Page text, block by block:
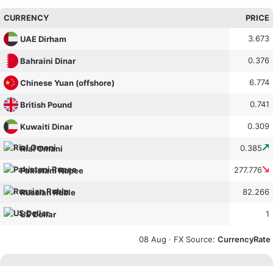
CURRENCY PRICE
UAE Dirham 3.673
Bahraini Dinar 0.376
Chinese Yuan (offshore) 6.774
British Pound 0.741
Kuwaiti Dinar 0.309
Rial Omani 0.385
Pakistani Rupee 277.776
Russian Ruble 82.266
US Dollar 1
08 Aug · FX Source: CurrencyRate